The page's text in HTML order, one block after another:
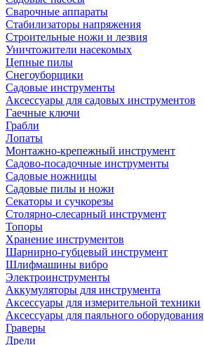
Сварочные аппараты
Стабилизаторы напряжения
Строительные ножи и лезвия
Уничтожители насекомых
Цепные пилы
Снегоуборщики
Садовые инструменты
Аксессуары для садовых инструментов
Гаечные ключи
Грабли
Лопаты
Монтажно-крепежный инструмент
Садово-посадочные инструменты
Садовые ножницы
Садовые пилы и ножи
Секаторы и сучкорезы
Столярно-слесарный инструмент
Топоры
Хранение инструментов
Шарнирно-губцевый инструмент
Шлифмашины вибро
Электроинструменты
Аккумуляторы для инструмента
Аксессуары для измерительной техники
Аксессуары для паяльного оборудования
Граверы
Дрели